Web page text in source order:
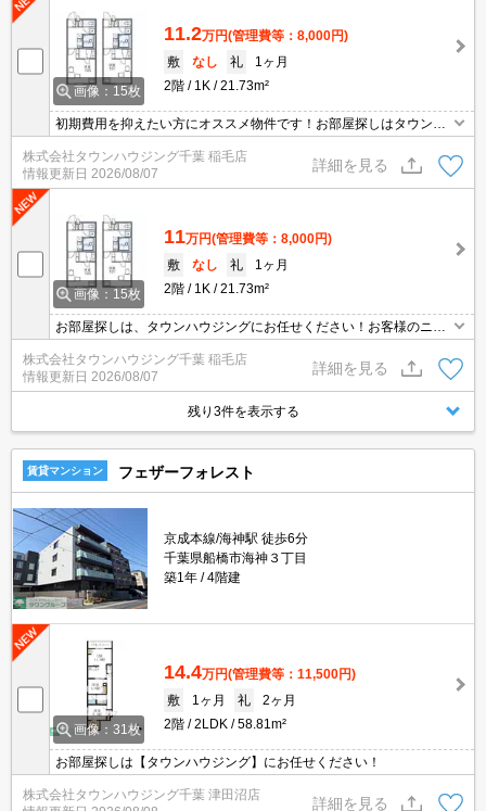
画像：15枚
11.2万円(管理費等：8,000円)
敷
なし 礼
1ヶ月
2階
1K 21.73m²
初期費用を抑えたい方にオススメ物件です！お部屋探しはタウンハ
ウジング船橋店へ(047-460-0066)
株式会社タウンハウジング千葉 稲毛店
情報更新日 2026/08/07
詳細を見る
画像：15枚
11万円(管理費等：8,000円)
敷
なし 礼
1ヶ月
2階
1K 21.73m²
お部屋探しは、タウンハウジングにお任せください！お客様のニー
ズに合うお部屋をご案内させて頂きます！ご来店を心よりお待ちし
ております！
株式会社タウンハウジング千葉 稲毛店
情報更新日 2026/08/07
詳細を見る
残り3件を表示する
賃貸マンション フェザーフォレスト
京成本線/海神駅 徒歩6分
千葉県船橋市海神３丁目
築1年
4階建
画像：31枚
14.4万円(管理費等：11,500円)
敷
1ヶ月 礼
2ヶ月
2階
2LDK 58.81m²
お部屋探しは【タウンハウジング】にお任せください！
株式会社タウンハウジング千葉 津田沼店
詳細を見る